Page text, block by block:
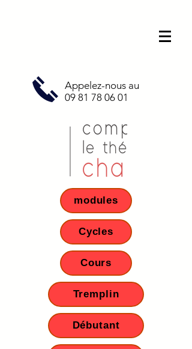
Appelez-nous au
09 81 78 06 01
modules
Cycles
Cours
Tremplin
Débutant